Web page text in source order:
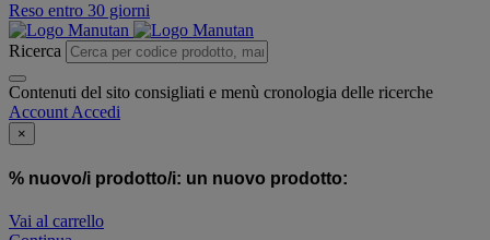
Reso entro 30 giorni
Ricerca
Contenuti del sito consigliati e menù cronologia delle ricerche
Account Accedi
×
% nuovo/i prodotto/i: un nuovo prodotto:
Vai al carrello